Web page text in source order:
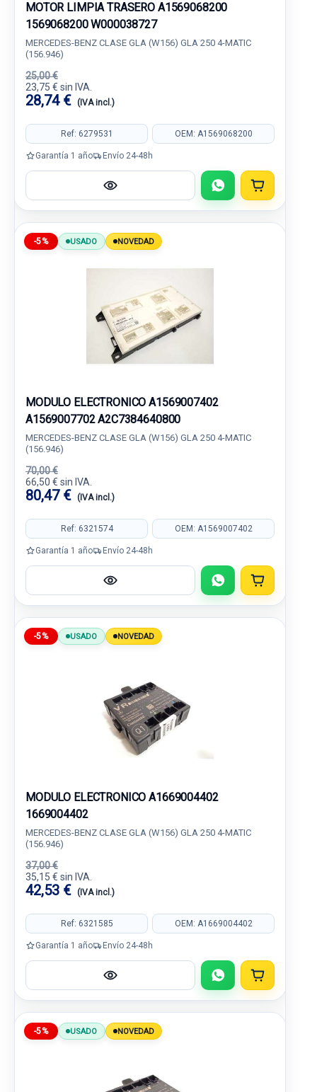
MOTOR LIMPIA TRASERO A1569068200
1569068200 W000038727
MERCEDES-BENZ CLASE GLA (W156) GLA 250 4-MATIC
(156.946)
25,00 €
23,75 € sin IVA.
28,74 € (IVA incl.)
Ref: 6279531 OEM: A1569068200
Garantía 1 año Envío 24-48h
-5% USADO NOVEDAD
MODULO ELECTRONICO A1569007402
A1569007702 A2C7384640800
MERCEDES-BENZ CLASE GLA (W156) GLA 250 4-MATIC
(156.946)
70,00 €
66,50 € sin IVA.
80,47 € (IVA incl.)
Ref: 6321574 OEM: A1569007402
Garantía 1 año Envío 24-48h
-5% USADO NOVEDAD
MODULO ELECTRONICO A1669004402
1669004402
MERCEDES-BENZ CLASE GLA (W156) GLA 250 4-MATIC
(156.946)
37,00 €
35,15 € sin IVA.
42,53 € (IVA incl.)
Ref: 6321585 OEM: A1669004402
Garantía 1 año Envío 24-48h
-5% USADO NOVEDAD